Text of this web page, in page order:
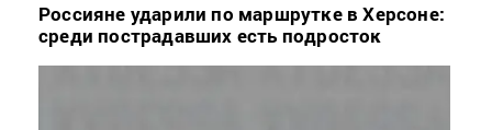
Россияне ударили по маршрутке в Херсоне:
среди пострадавших есть подросток